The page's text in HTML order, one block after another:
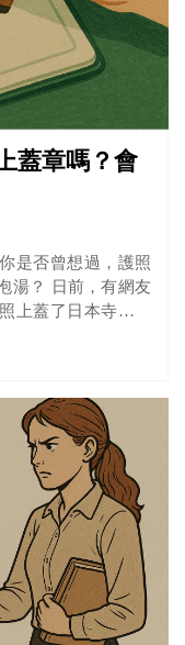
蓋章嗎？會
是否曾想過，護照
湯？ 日前，有網友
上蓋了日本寺廟的
外交部，引來了其